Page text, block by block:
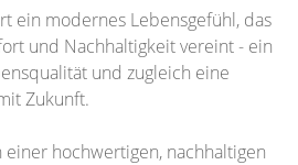
ein modernes Lebensgefühl, das
und Nachhaltigkeit vereint - ein
und zugleich eine
Zukunft.
hochwertigen, nachhaltigen